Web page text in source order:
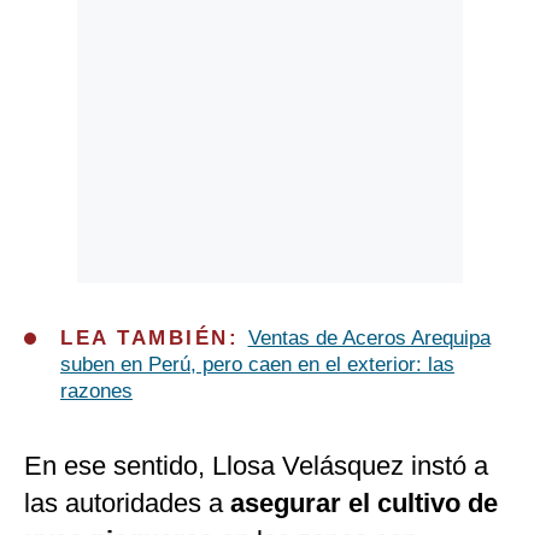
LEA TAMBIÉN: Ventas de Aceros Arequipa
suben en Perú, pero caen en el exterior: las
razones
En ese sentido, Llosa Velásquez instó a
las autoridades a asegurar el cultivo de